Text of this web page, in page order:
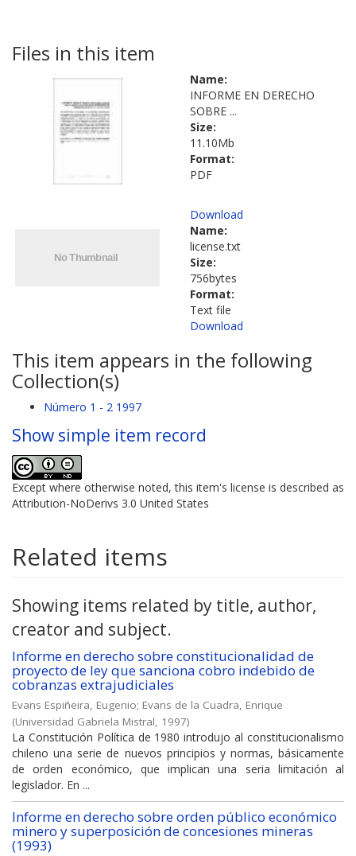
Files in this item
Name:
INFORME EN DERECHO
SOBRE ...
Size:
11.10Mb
Format:
PDF
Download
Name:
license.txt
Size:
756bytes
Format:
Text file
Download
This item appears in the following
Collection(s)
Número 1 - 2 1997
Show simple item record
Except where otherwise noted, this item's license is described as
Attribution-NoDerivs 3.0 United States
Related items
Showing items related by title, author,
creator and subject.
Informe en derecho sobre constitucionalidad de
proyecto de ley que sanciona cobro indebido de
cobranzas extrajudiciales
Evans Espiñeira, Eugenio; Evans de la Cuadra, Enrique
(Universidad Gabriela Mistral, 1997)
La Constitución Política de 1980 introdujo al constitucionalismo
chileno una serie de nuevos principios y normas, básicamente
de orden económico, que implican una seria limitación al
legislador. En ...
Informe en derecho sobre orden público económico
minero y superposición de concesiones mineras
(1993)